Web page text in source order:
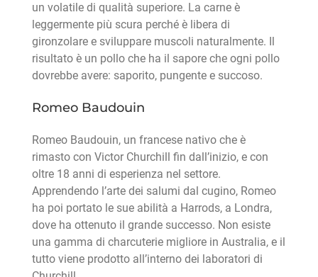
un volatile di qualità superiore. La carne è
leggermente più scura perché è libera di
gironzolare e sviluppare muscoli naturalmente. Il
risultato è un pollo che ha il sapore che ogni pollo
dovrebbe avere: saporito, pungente e succoso.
Romeo Baudouin
Romeo Baudouin, un francese nativo che è
rimasto con Victor Churchill fin dall’inizio, e con
oltre 18 anni di esperienza nel settore.
Apprendendo l’arte dei salumi dal cugino, Romeo
ha poi portato le sue abilità a Harrods, a Londra,
dove ha ottenuto il grande successo. Non esiste
una gamma di charcuterie migliore in Australia, e il
tutto viene prodotto all’interno dei laboratori di